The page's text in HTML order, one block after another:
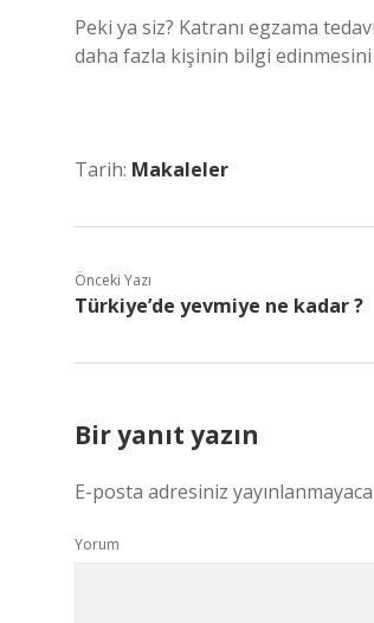
Peki ya siz? Katranı egzama
daha fazla kişinin bilgi
Tarih: Makaleler
Önceki Yazı
Türkiye’de yevmiye ne kadar ?
Bir yanıt yazın
E-posta adresiniz
Yorum